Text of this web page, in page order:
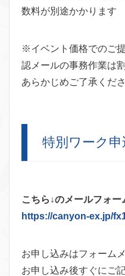
数料が別途かかります
※イベント価格でのご
認メールの事務作業は
あらかじめご了承くだ
特別ワーク申
こちら↓のメールフォー
https://canyon-ex.jp/
お申し込みはフォーム
お申し込み後すぐにご